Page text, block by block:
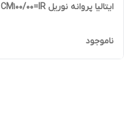
ایتالیا پروانه نوریل CM100/00=IR
ناموجود